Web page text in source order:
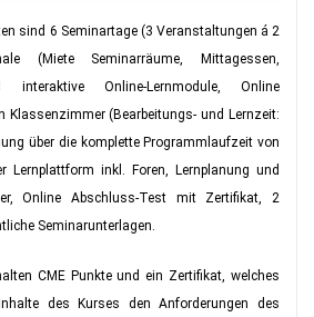
sind 6 Seminartage (3 Veranstaltungen á 2
(Miete Seminarräume, Mittagessen,
interaktive Online-Lernmodule, Online
Klassenzimmer (Bearbeitungs- und Lernzeit:
über die komplette Programmlaufzeit von
Lernplattform inkl. Foren, Lernplanung und
Online Abschluss-Test mit Zertifikat, 2
Seminarunterlagen.
CME Punkte und ein Zertifikat, welches
des Kurses den Anforderungen des